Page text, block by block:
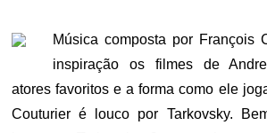
Música composta por François
inspiração os filmes de
atores favoritos e a forma como ele
Couturier é louco por Tarkovsky.